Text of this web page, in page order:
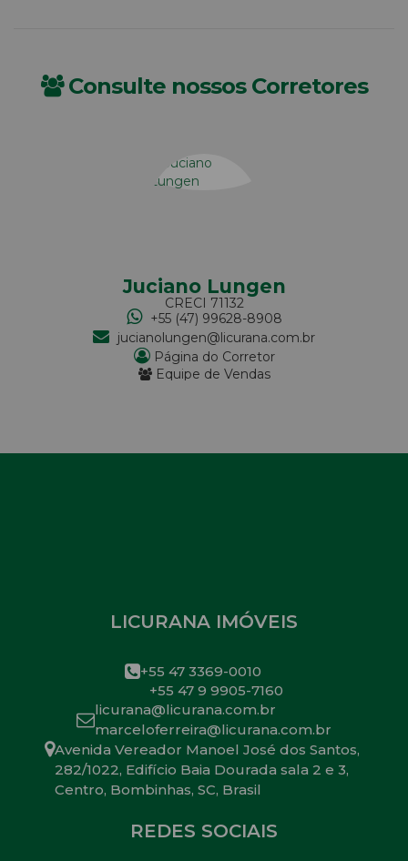
Consulte nossos Corretores
LICURANA IMÓVEIS
+55 47 3369-0010
+55 47 9 9905-7160
licurana@licurana.com.br
marceloferreira@licurana.com.br
Avenida Vereador Manoel José dos Santos,
282/1022, Edifício Baia Dourada sala 2 e 3,
Centro, Bombinhas, SC, Brasil
REDES SOCIAIS